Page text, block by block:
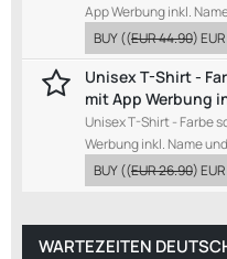
App Werbung inkl.
BUY((EUR 44.90)
Unisex T-Shirt -
mit App Werbung
Unisex T-Shirt - Farbe
Werbung inkl. Name
BUY((EUR 26.90)
WARTEZEITEN